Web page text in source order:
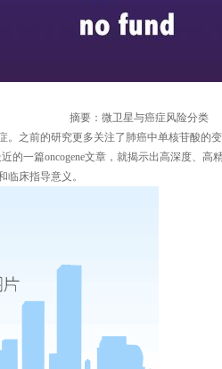
摘要：微卫星与癌症风险分类
。之前的研究更多关注了肺癌中单核苷酸的
的一篇oncogene文章，就揭示出高深度、
临床指导意义。